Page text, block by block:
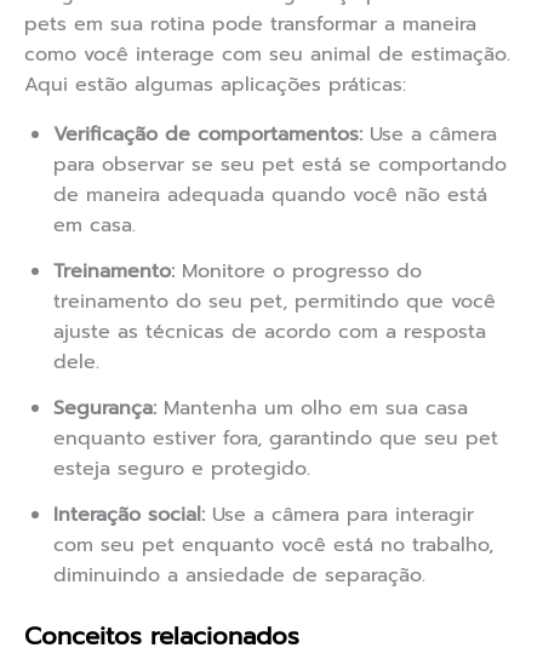
pets em sua rotina pode transformar a maneira
como você interage com seu animal de estimação.
Aqui estão algumas aplicações práticas:
Verificação de comportamentos: Use a câmera
para observar se seu pet está se comportando
de maneira adequada quando você não está
em casa.
Treinamento: Monitore o progresso do
treinamento do seu pet, permitindo que você
ajuste as técnicas de acordo com a resposta
dele.
Segurança: Mantenha um olho em sua casa
enquanto estiver fora, garantindo que seu pet
esteja seguro e protegido.
Interação social: Use a câmera para interagir
com seu pet enquanto você está no trabalho,
diminuindo a ansiedade de separação.
Conceitos relacionados